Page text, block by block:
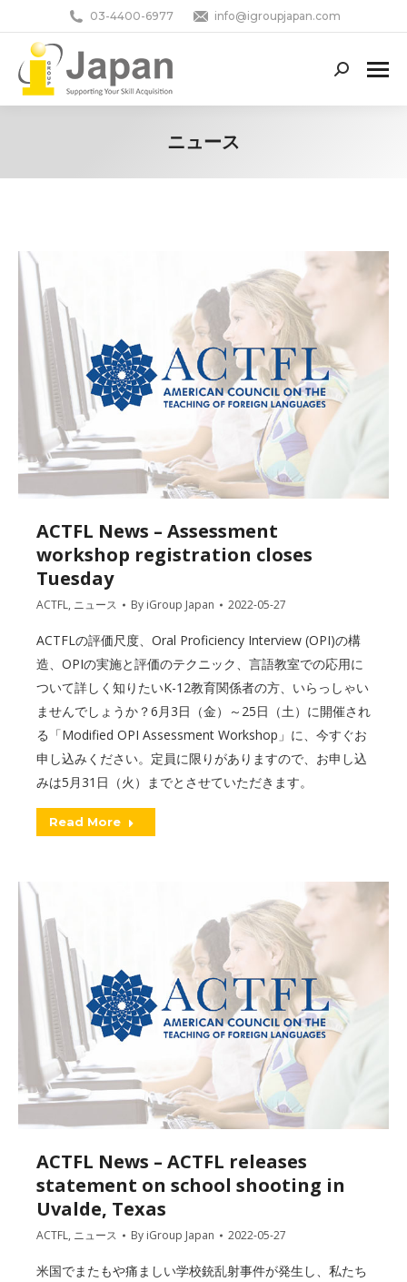
03-4400-6977 info@igroupjapan.com
Search:
ニュース
ACTFL News – Assessment
workshop registration closes
Tuesday
ACTFL, ニュース By iGroup Japan 2022-05-27
ACTFLの評価尺度、Oral Proficiency Interview (OPI)の構
造、OPIの実施と評価のテクニック、言語教室での応用に
ついて詳しく知りたいK-12教育関係者の方、いらっしゃい
ませんでしょうか？6月3日（金）～25日（土）に開催され
る「Modified OPI Assessment Workshop」に、今すぐお
申し込みください。定員に限りがありますので、お申し込
みは5月31日（火）までとさせていただきます。
Read More
ACTFL News – ACTFL releases
statement on school shooting in
Uvalde, Texas
ACTFL, ニュース By iGroup Japan 2022-05-27
米国でまたもや痛ましい学校銃乱射事件が発生し、私たち